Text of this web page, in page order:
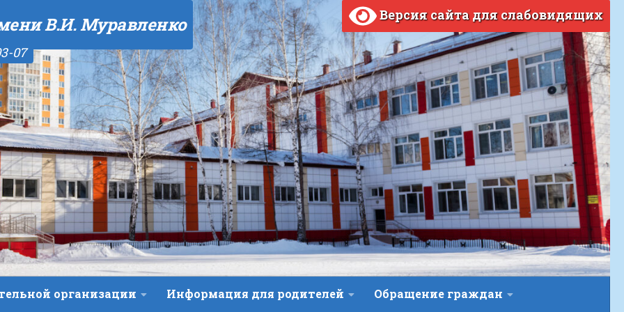
В.И. Муравленко
07
Версия сайта для слабовидящих
организации Информация для родителей Обращение граждан